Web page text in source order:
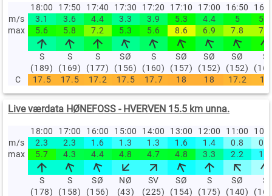
18:00 17:50 17:40 17:30 17:20 17:10 17:00 16:50
m/s
3.1 3.6 4.4 3.3 3.9 5.3 4.4 5
5.6
max
5.6 5.8 7.2 5.3 5.6 8.6 6.9 7.8 7.8
S
(189)
S
(169)
S
(177)
SØ
(156)
S
(160)
SØ
(157)
SØ
(152)
SØ
(152)
S
C
17.5 17.5 17.2 17.5 17.7 18 18 17.2 17
Live værdata HØNEFOSS - HVERVEN 15.5 km unna.
18:00 17:00 16:00 15:00 14:00 13:00 12:00 11:00
m/s
2.3 2.3 1.6 1.3 1.3 1.6 1.4 0.8
0.5
max
5.7 4.3 4.4 4.8 4.7 4.8 3.3 2.2 1.4
S
(178)
S
(158)
SØ
(156)
NØ
(43)
SV
(225)
SØ
(154)
S
(175)
SØ
(140)
S